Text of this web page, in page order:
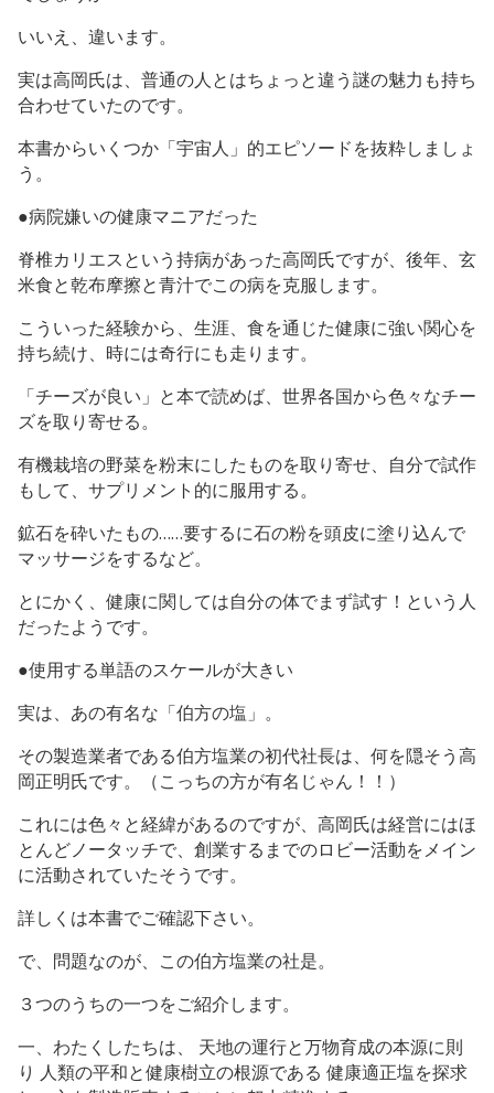
いいえ、違います。
実は高岡氏は、普通の人とはちょっと違う謎の魅力も持ち
合わせていたのです。
本書からいくつか「宇宙人」的エピソードを抜粋しましょ
う。
●病院嫌いの健康マニアだった
脊椎カリエスという持病があった高岡氏ですが、後年、玄
米食と乾布摩擦と青汁でこの病を克服します。
こういった経験から、生涯、食を通じた健康に強い関心を
持ち続け、時には奇行にも走ります。
「チーズが良い」と本で読めば、世界各国から色々なチー
ズを取り寄せる。
有機栽培の野菜を粉末にしたものを取り寄せ、自分で試作
もして、サプリメント的に服用する。
鉱石を砕いたもの……要するに石の粉を頭皮に塗り込んで
マッサージをするなど。
とにかく、健康に関しては自分の体でまず試す！という人
だったようです。
●使用する単語のスケールが大きい
実は、あの有名な「伯方の塩」。
その製造業者である伯方塩業の初代社長は、何を隠そう高
岡正明氏です。（こっちの方が有名じゃん！！）
これには色々と経緯があるのですが、高岡氏は経営にはほ
とんどノータッチで、創業するまでのロビー活動をメイン
に活動されていたそうです。
詳しくは本書でご確認下さい。
で、問題なのが、この伯方塩業の社是。
３つのうちの一つをご紹介します。
一、わたくしたちは、 天地の運行と万物育成の本源に則
り 人類の平和と健康樹立の根源である 健康適正塩を探求